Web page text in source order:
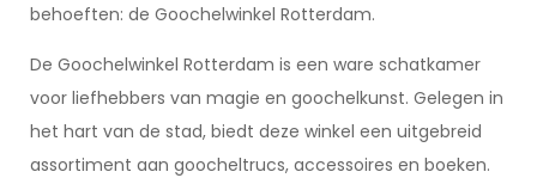
behoeften: de Goochelwinkel Rotterdam.
De Goochelwinkel Rotterdam is een ware schatkamer
voor liefhebbers van magie en goochelkunst. Gelegen in
het hart van de stad, biedt deze winkel een uitgebreid
assortiment aan goocheltrucs, accessoires en boeken.